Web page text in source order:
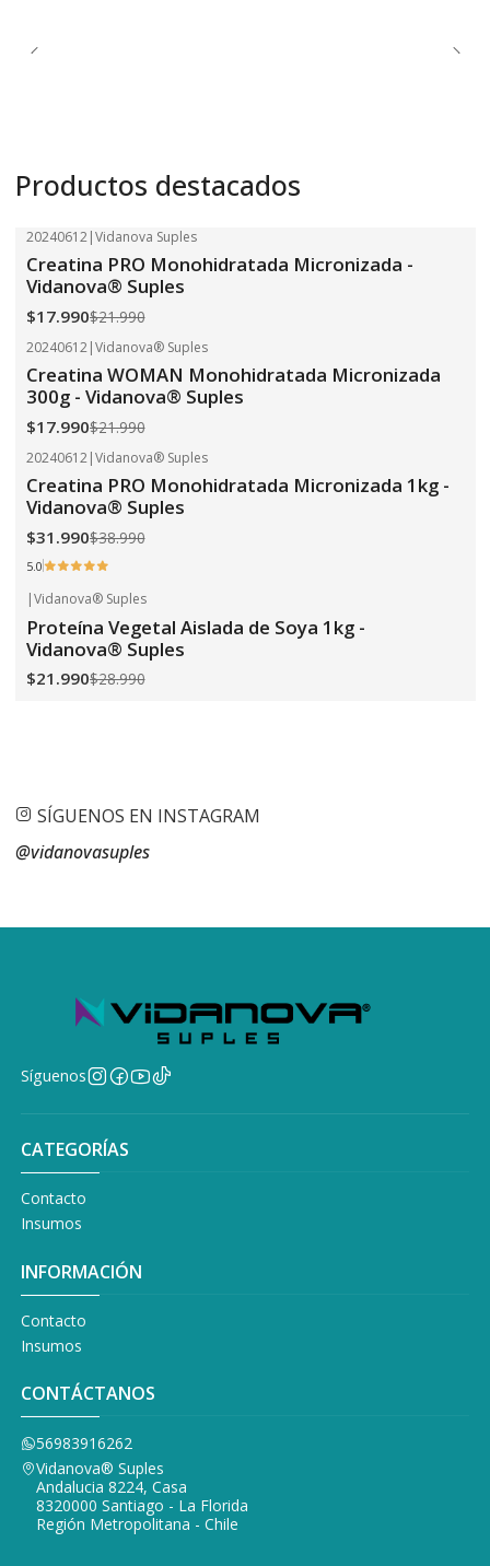
Productos destacados
-18% OFF
20240612|Vidanova Suples
Creatina PRO Monohidratada Micronizada -
Vidanova® Suples
$17.990$21.990
-18% OFF
20240612|Vidanova® Suples
Creatina WOMAN Monohidratada Micronizada
300g - Vidanova® Suples
$17.990$21.990
-18% OFF
20240612|Vidanova® Suples
Creatina PRO Monohidratada Micronizada 1kg -
Vidanova® Suples
$31.990$38.990
5.0
-24% OFF
|Vidanova® Suples
Proteína Vegetal Aislada de Soya 1kg -
Vidanova® Suples
$21.990$28.990
SÍGUENOS EN INSTAGRAM
@vidanovasuples
Síguenos
CATEGORÍAS
Contacto
Insumos
INFORMACIÓN
Contacto
Insumos
CONTÁCTANOS
56983916262
Vidanova® Suples
Andalucia 8224, Casa
8320000 Santiago - La Florida
Región Metropolitana - Chile